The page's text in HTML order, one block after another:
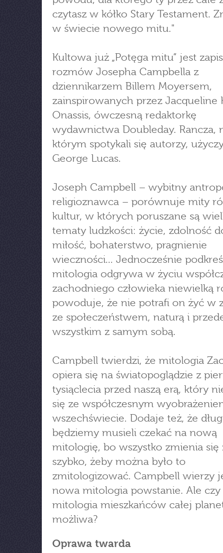
czytasz w kółko Stary Testament.
w świecie nowego mitu."
Kultowa już „Potęga mitu” jest
rozmów Josepha Campbella z
dziennikarzem Billem Moyersem,
zainspirowanych przez Jacqueline
Onassis, ówczesną redaktorkę
wydawnictwa Doubleday. Rancza,
którym spotykali się autorzy,
George Lucas.
Joseph Campbell – wybitny
religioznawca – porównuje mity
kultur, w których poruszane są
tematy ludzkości: życie, zdolność
miłość, bohaterstwo, pragnienie
wieczności... Jednocześnie
mitologia odgrywa w życiu
zachodniego człowieka niewielką
powoduje, że nie potrafi on żyć w
ze społeczeństwem, naturą i
wszystkim z samym sobą.
Campbell twierdzi, że mitologia
opiera się na światopoglądzie z
tysiąclecia przed naszą erą, który
się ze współczesnym
wszechświecie. Dodaje też, że
będziemy musieli czekać na nową
mitologię, bo wszystko zmienia się
szybko, żeby można było to
zmitologizować. Campbell wierzy
nowa mitologia powstanie. Ale
mitologia mieszkańców całej
możliwa?
Oprawa twarda